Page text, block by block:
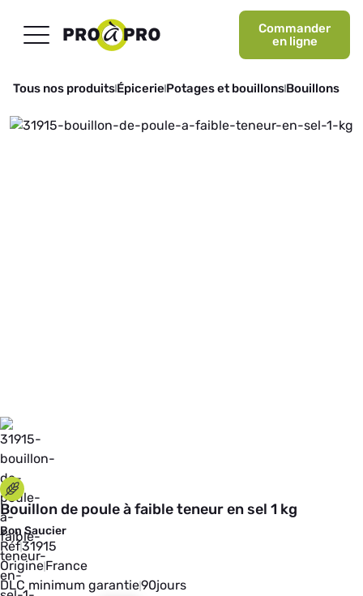
Commander
en ligne
Tous nos produitsÉpicerie Potages et bouillonsBouillons
Bouillon de poule à faible teneur en sel 1 kg
Bon Saucier
Réf31915
OrigineFrance
DLC minimum garantie90jours